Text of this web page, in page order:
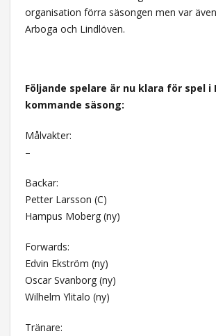
organisation förra säsongen men var
Arboga och Lindlöven.
Följande spelare är nu klara för spel i
kommande säsong:
Målvakter:
–
Backar:
Petter Larsson (C)
Hampus Moberg (ny)
Forwards:
Edvin Ekström (ny)
Oscar Svanborg (ny)
Wilhelm Ylitalo (ny)
Tränare: